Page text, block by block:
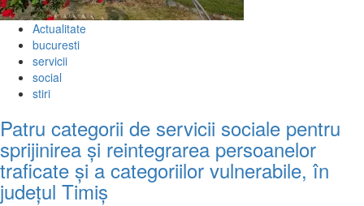
Actualitate
bucuresti
servicii
social
stiri
Patru categorii de servicii sociale pentru
sprijinirea și reintegrarea persoanelor
traficate și a categoriilor vulnerabile, în
județul Timiș